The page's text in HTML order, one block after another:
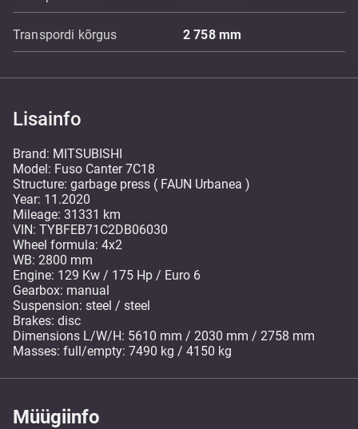
Transpordi kõrgus 2 758 mm
Lisainfo
Brand: MITSUBISHI
Model: Fuso Canter 7C18
Structure: garbage press ( FAUN Urbanea )
Year: 11.2020
Mileage: 31331 km
VIN: TYBFEB71C2DB06030
Wheel formula: 4x2
WB: 2800 mm
Engine: 129 Kw / 175 Hp / Euro 6
Gearbox: manual
Suspension: steel / steel
Brakes: disc
Dimensions L/W/H: 5610 mm / 2030 mm / 2758 mm
Masses: full/empty: 7490 kg / 4150 kg
Müügiinfo